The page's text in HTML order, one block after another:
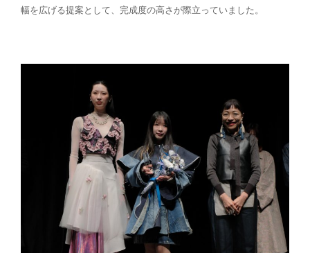
幅を広げる提案として、完成度の高さが際立っていました。